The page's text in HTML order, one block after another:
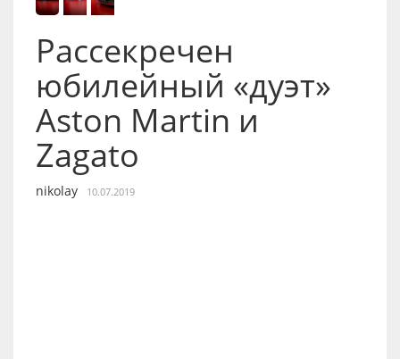
Рассекречен
юбилейный «дуэт»
Aston Martin и
Zagato
nikolay 10.07.2019